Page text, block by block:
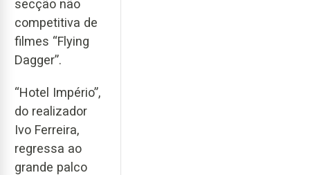
secção não
competitiva de
filmes “Flying
Dagger”.
“Hotel Império”,
do realizador
Ivo Ferreira,
regressa ao
grande palco